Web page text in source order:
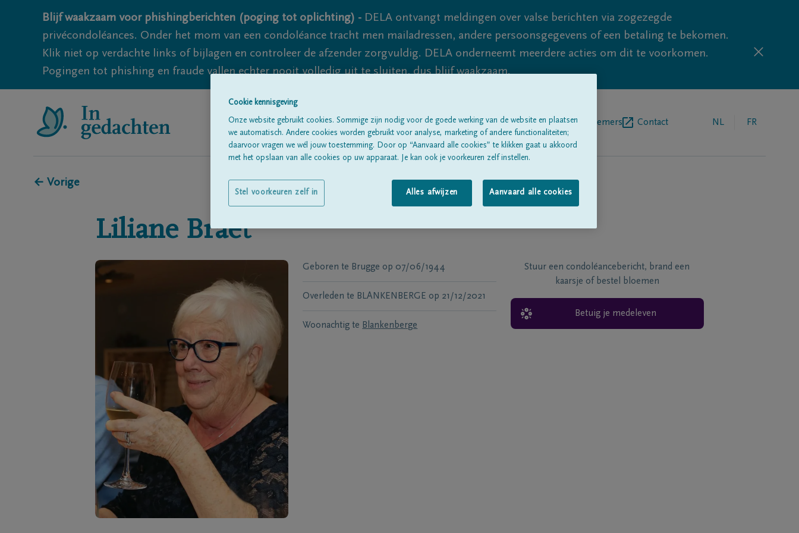
Blijf waakzaam voor phishingberichten (poging tot oplichting) - DELA ontvangt meldingen over valse berichten via zogezegde
privécondoléances. Onder het mom van een condoléance tracht men mailadressen, andere persoonsgegevens of een betaling te bekomen.
Klik niet op verdachte links of bijlagen en controleer de afzender zorgvuldig. DELA onderneemt meerdere acties om dit te voorkomen.
Pogingen tot phishing en fraude vallen echter nooit volledig uit te sluiten, dus blijf waakzaam.
Alle rouwberichtenOver onsBegrafenisondernemers Contact NL FR
← Vorige
Liliane Braet
Geboren te Brugge op 07/06/1944
Overleden te BLANKENBERGE op 21/12/2021
Woonachtig te Blankenberge
Stuur een condoléancebericht, brand een
kaarsje of bestel bloemen
Betuig je medeleven
Cookie kennisgeving
Onze website gebruikt cookies. Sommige zijn nodig voor de goede werking van de website en plaatsen
we automatisch. Andere cookies worden gebruikt voor analyse, marketing of andere functionaliteiten;
daarvoor vragen we wél jouw toestemming. Door op “Aanvaard alle cookies” te klikken gaat u akkoord
met het opslaan van alle cookies op uw apparaat. Je kan ook je voorkeuren zelf instellen.
Alles afwijzen Aanvaard alle cookies
Stel voorkeuren zelf in